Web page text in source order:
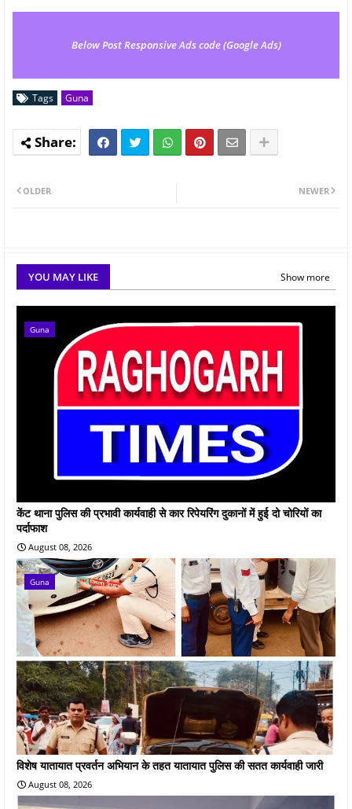
Below Post Responsive Ads code (Google Ads)
Tags Guna
NEWER
OLDER
YOU MAY LIKE Show more
Guna
केंट थाना पुलिस की प्रभावी कार्यवाही से कार रिपेयरिंग दुकानों में हुई दो चोरियों का
पर्दाफाश
August 08, 2026
Guna
विशेष यातायात प्रवर्तन अभियान के तहत यातायात पुलिस की सतत कार्यवाही जारी
August 08, 2026